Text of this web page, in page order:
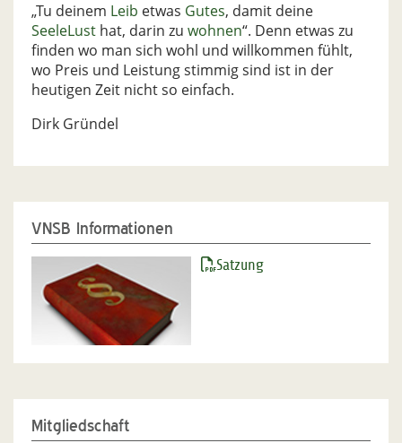
„Tu deinem Leib etwas Gutes, damit deine
SeeleLust hat, darin zu wohnen“. Denn etwas zu
finden wo man sich wohl und willkommen fühlt,
wo Preis und Leistung stimmig sind ist in der
heutigen Zeit nicht so einfach.
Dirk Gründel
VNSB Informationen
Satzung
Mitgliedschaft